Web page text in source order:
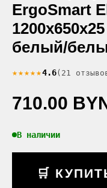
ErgoSmart
белый/
★★★★★4.6(21
710.00
В наличии
🛒